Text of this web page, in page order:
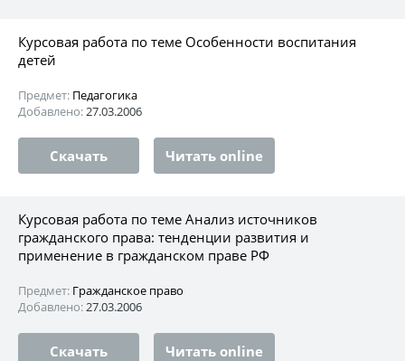
Курсовая работа по теме Особенности воспитания
детей
Предмет: Педагогика
Добавлено:27.03.2006
Скачать Читать online
Курсовая работа по теме Анализ источников
гражданского права: тенденции развития и
применение в гражданском праве РФ
Предмет: Гражданское право
Добавлено:27.03.2006
Скачать Читать online